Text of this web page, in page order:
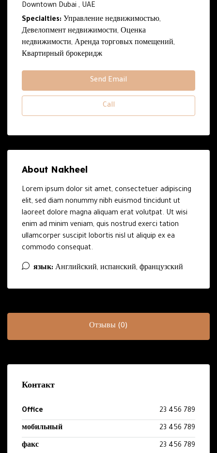
Downtown Dubai , UAE
Specialties: Управление недвижимостью,
Девелопмент недвижимости, Оценка
недвижимости, Аренда торговых помещений,
Квартирный брокеридж
Send Email
Call
About Nakheel
Lorem ipsum dolor sit amet, consectetuer adipiscing
elit, sed diam nonummy nibh euismod tincidunt ut
laoreet dolore magna aliquam erat volutpat. Ut wisi
enim ad minim veniam, quis nostrud exerci tation
ullamcorper suscipit lobortis nisl ut aliquip ex ea
commodo consequat.
язык: Английский, испанский, французский
Отзывы (0)
Контакт
Office 23 456 789
мобильный 23 456 789
факс 23 456 789